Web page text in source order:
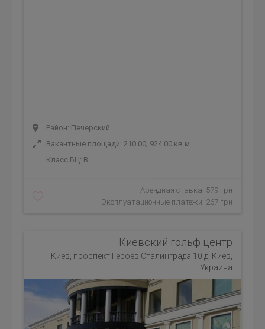
Район: Печерский
Вакантные площади: 210.00; 924.00 кв.м
Класс БЦ: B
Арендная ставка: 579 грн
Эксплуатационные платежи: 267 грн
Киевский гольф центр
Киев, проспект Героев Сталинграда 10 д, Киев,
Украина